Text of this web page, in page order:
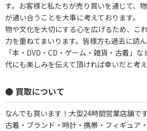
す。お客様と私たちが売り買いを通じて、
が通い合うことを大事に考えております。
物や文化を大切にする心を広げるため、こ
力を重ねてまいります。皆様方も過去に読
「本・DVD・CD・ゲーム・雑貨・古着」
代にも楽しみを伝えて頂ければ幸いだと考え
● 買取について
なんでも買います！大型24時間営業店舗で
古着・ブランド・時計・携帯・フィギュア